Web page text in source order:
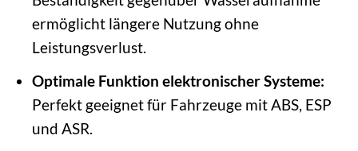
ermöglicht längere Nutzung ohne
Leistungsverlust.
Optimale Funktion elektronischer Systeme:
Perfekt geeignet für Fahrzeuge mit ABS, ESP
und ASR.